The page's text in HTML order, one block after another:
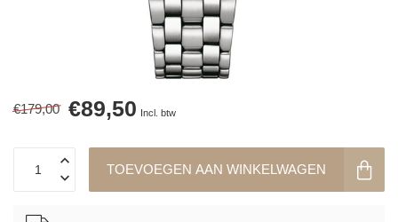
€179,00 €89,50 Incl. btw
TOEVOEGEN AAN WINKELWAGEN